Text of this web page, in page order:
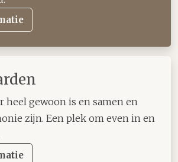
heel gewoon is en samen en
zijn. Een plek om even in en